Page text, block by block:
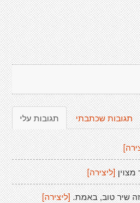
תגובות עלי תגובות שכתבתי
[ליצירה]
שיר טוב, באמת. [ליצירה]